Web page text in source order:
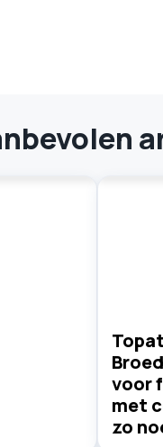
voor
met
zo